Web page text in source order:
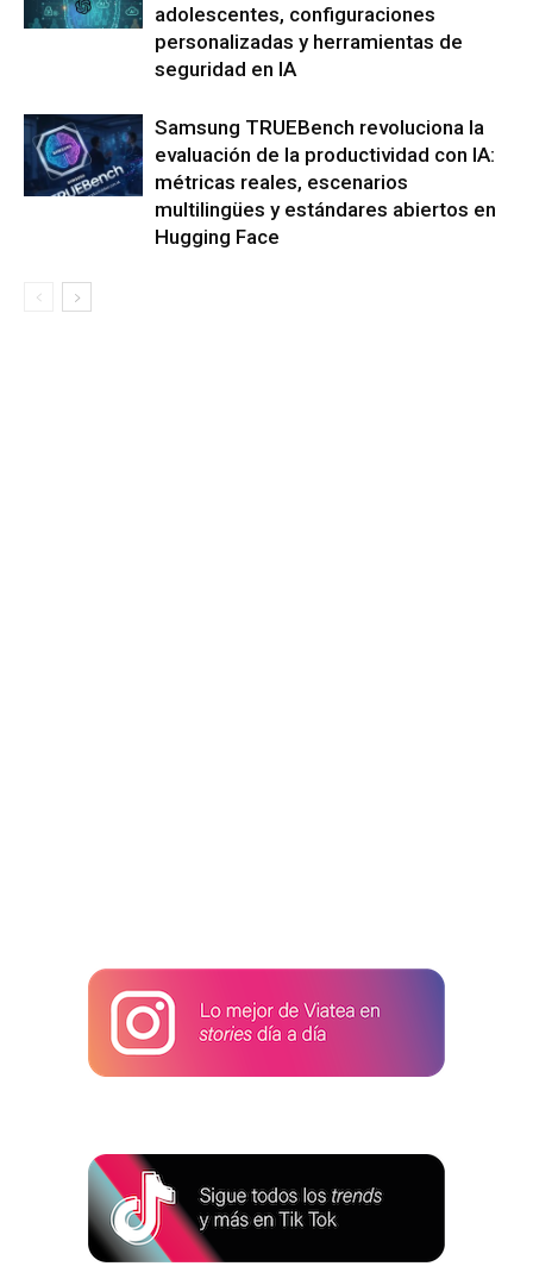
adolescentes, configuraciones
personalizadas y herramientas de
seguridad en IA
Samsung TRUEBench revoluciona la
evaluación de la productividad con IA:
métricas reales, escenarios
multilingües y estándares abiertos en
Hugging Face